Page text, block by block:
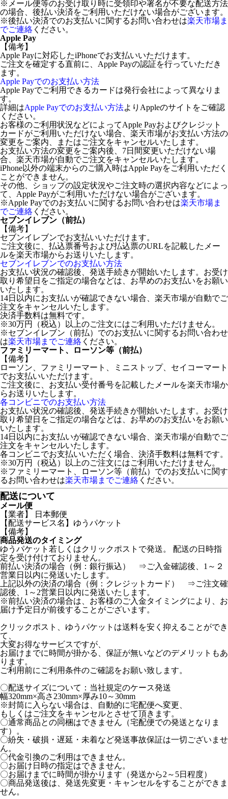
※メール便等のお受け取り時に受領印や署名が不要な配送方法
の場合、後払い決済をご利用いただけない場合がございます。
※後払い決済でのお支払いに関するお問い合わせは楽天市場ま
でご連絡 ください。
Apple Pay
【備考】
Apple Payに対応したiPhoneでお支払いいただけます。
ご注文を確定する直前に、Apple Payの認証を行っていただき
ます。
Apple Payでのお支払い方法
Apple Payでご利用できるカードは発行会社によって異なりま
す。
詳細はApple Payでのお支払い方法よりAppleのサイトをご確認
ください。
お客様のご利用状況などによってApple Payおよびクレジット
カードがご利用いただけない場合、楽天市場がお支払い方法の
変更をご案内、またはご注文をキャンセルいたします。
お支払い方法の変更をご案内後、7日間変更いただけない場
合、楽天市場が自動でご注文をキャンセルいたします。
iPhone以外の端末からのご購入時はApple Payをご利用いただく
ことができません。
その他、ショップの設定状況やご注文時の選択内容などによっ
て、Apple Payがご利用いただけない場合がございます。
※Apple Payでのお支払いに関するお問い合わせは楽天市場ま
でご連絡 ください。
セブンイレブン（前払）
【備考】
セブンイレブンでお支払いいただけます。
ご注文後に、払込票番号および払込票のURLを記載したメー
ルを楽天市場からお送りいたします。
セブンイレブンでのお支払い方法
お支払い状況の確認後、発送手続きが開始いたします。お受け
取り希望日をご指定の場合などは、お早めのお支払いをお願い
いたします。
14日以内にお支払いが確認できない場合、楽天市場が自動でご
注文をキャンセルいたします。
決済手数料は無料です。
※30万円（税込）以上のご注文にはご利用いただけません。
※セブンイレブン（前払）でのお支払いに関するお問い合わせ
は楽天市場までご連絡 ください。
ファミリーマート、ローソン等（前払）
【備考】
ローソン、ファミリーマート、ミニストップ、セイコーマート
でお支払いいただけます。
ご注文後に、お支払い受付番号を記載したメールを楽天市場か
らお送りいたします。
各コンビニでのお支払い方法
お支払い状況の確認後、発送手続きが開始いたします。お受け
取り希望日をご指定の場合などは、お早めのお支払いをお願い
いたします。
14日以内にお支払いが確認できない場合、楽天市場が自動でご
注文をキャンセルいたします。
各コンビニでお支払いいただく場合、決済手数料は無料です。
※30万円（税込）以上のご注文にはご利用いただけません。
※ファミリーマート、ローソン等（前払）でのお支払いに関す
るお問い合わせは楽天市場までご連絡 ください。
配送について
メール便
【業者】 日本郵便
【配送サービス名】ゆうパケット
【備考】
商品発送のタイミング
ゆうパケット若しくはクリックポストで発送。 配送の日時指
定を受け付けておりません。
前払い決済の場合（例：銀行振込） ⇒ご入金確認後、1～２
営業日以内に発送いたします。
上記以外の決済の場合（例：クレジットカード） ⇒ご注文確
認後、1～2営業日以内に発送いたします。
※前払い決済の場合は、お客様のご入金タイミングにより、お
届け予定日が前後することがございます。
クリックポスト、ゆうパケットは送料を安く抑えることができ
て、
大変お得なサービスですが、
お届けまでに時間が掛かる、保証が無いなどのデメリットもあ
ります。
ご利用前にご利用条件のご確認をお願い致します。
〇配送サイズについて：当社規定のケース発送
幅320mm×高さ230mm×厚み10～30mm
※封筒に入らない場合は、自動的に宅配便へ変更、
もしくはご注文をキャンセルとさせて頂きます。
〇通常商品との同梱はできません（宅配便での発送となりま
す）。
〇紛失・破損・遅延・未着など発送事故保証は一切ございませ
ん。
〇代金引換のご利用はできません。
〇お届け日時の指定はできません。
〇お届けまでに時間が掛かります（発送から2～5日程度）
〇商品発送後は、発送先変更・キャンセルをすることができま
せん。